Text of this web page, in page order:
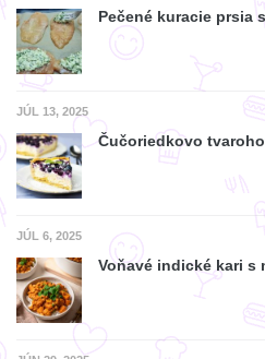
Pečené kuracie prsia
JÚL 13, 2025
Čučoriedkovo
JÚL 6, 2025
Voňavé indické kari s